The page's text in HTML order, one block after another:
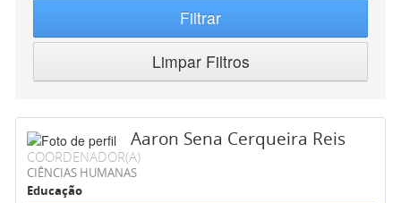
Filtrar
Limpar Filtros
Aaron Sena Cerqueira Reis
COORDENADOR(A)
CIÊNCIAS HUMANAS
Educação